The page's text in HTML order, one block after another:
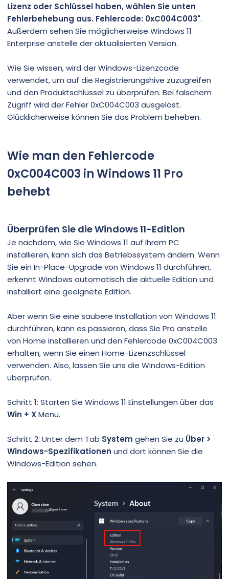
Lizenz oder Schlüssel haben, wählen Sie unten
Fehlerbehebung aus. Fehlercode: 0xC004C003".
Außerdem sehen Sie möglicherweise Windows 11
Enterprise anstelle der aktualisierten Version.
Wie Sie wissen, wird der Windows-Lizenzcode
verwendet, um auf die Registrierungshive zuzugreifen
und den Produktschlüssel zu überprüfen. Bei falschem
Zugriff wird der Fehler 0xC004C003 ausgelöst.
Glücklicherweise können Sie das Problem beheben.
Wie man den Fehlercode
0xC004C003 in Windows 11 Pro
behebt
Überprüfen Sie die Windows 11-Edition
Je nachdem, wie Sie Windows 11 auf Ihrem PC
installieren, kann sich das Betriebssystem ändern. Wenn
Sie ein In-Place-Upgrade von Windows 11 durchführen,
erkennt Windows automatisch die aktuelle Edition und
installiert eine geeignete Edition.
Aber wenn Sie eine saubere Installation von Windows 11
durchführen, kann es passieren, dass Sie Pro anstelle
von Home installieren und den Fehlercode 0xC004C003
erhalten, wenn Sie einen Home-Lizenzschlüssel
verwenden. Also, lassen Sie uns die Windows-Edition
überprüfen.
Schritt 1: Starten Sie Windows 11 Einstellungen über das
Win + XMenü.
Schritt 2: Unter dem Tab System gehen Sie zu Über >
Windows-Spezifikationen und dort können Sie die
Windows-Edition sehen.